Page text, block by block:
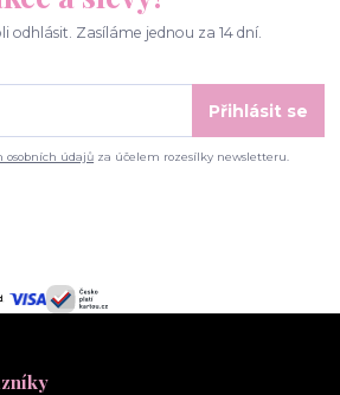
odhlásit. Zasíláme jednou za 14 dní.
Přihlásit se
osobních údajů za účelem rozesílky newsletteru.